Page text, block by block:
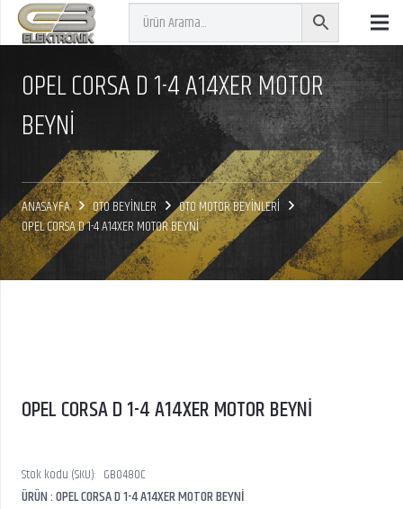
OPEL CORSA D 1-4 A14XER MOTOR
BEYNİ
ANASAYFA OTO BEYİNLER
OTO MOTOR BEYİNLERİ
OPEL CORSA D 1-4 A14XER MOTOR BEYNİ
OPEL CORSA D 1-4 A14XER MOTOR BEYNİ
Stok kodu (SKU): GB0480C
ÜRÜN : OPEL CORSA D 1-4 A14XER MOTOR BEYNİ